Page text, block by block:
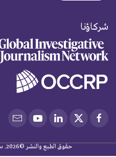
شركاؤنا
حقوق الطبع والنشر ©2026. سراج. جميع الحقوق محفوظة